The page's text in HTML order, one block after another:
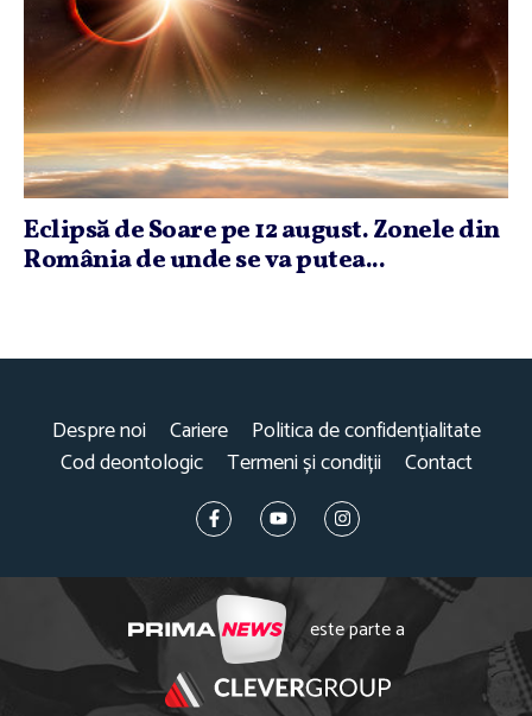
Eclipsă de Soare pe 12 august. Zonele din
România de unde se va putea...
Despre noi Cariere
Politica de confidențialitate
Cod deontologic
Termeni și condiții Contact
este parte a